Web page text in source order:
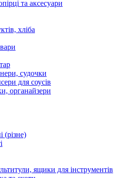
та аксесуари
хліба
судочки
для соусів
органайзери
(різне)
ящики для інструментів